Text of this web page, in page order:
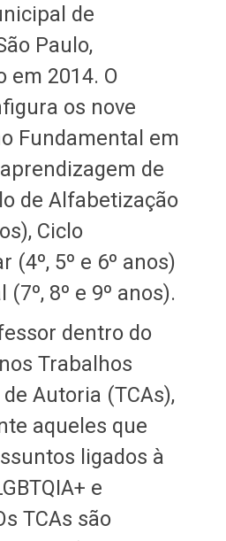
de
Paulo,
em 2014. O
os nove
Fundamental em
de
de Alfabetização
Ciclo
(4º, 5º e 6º anos)
8º e 9º anos).
dentro do
Trabalhos
Autoria (TCAs),
aqueles que
ligados à
e
TCAs são